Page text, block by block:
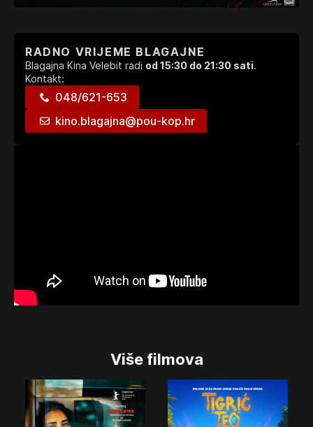
RADNO VRIJEME BLAGAJNE
Blagajna Kina Velebit radi od 15:30 do 21:30 sati.
Kontakt:
048/621-653
kino.blagajna@pou-kop.hr
Više filmova